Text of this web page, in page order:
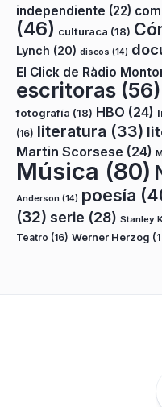
independiente (22)
(46) culturaca (18)
Lynch (20) discos (14)
El Click de Ràdio
escritoras (56)
fotografía (18) HBO (24)
(16) literatura (33)
Martin Scorsese (24)
Música (80)
Anderson (14) poesía
(32) serie (28) Stanley
Teatro (16) Werner Herzog